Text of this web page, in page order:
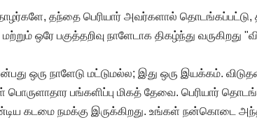
தந்தை பெரியார் அவர்களால் தொடங்கப்பட்டு,
ஒரே பகுத்தறிவு நாளேடாக திகழ்ந்து வருகிறது
ஒரு நாளேடு மட்டுமல்ல; இது ஒரு இயக்கம்.
பங்களிப்பு மிகத் தேவை. பெரியார்
கடமை நமக்கு இருக்கிறது. உங்கள் நன்கொடை அந்த